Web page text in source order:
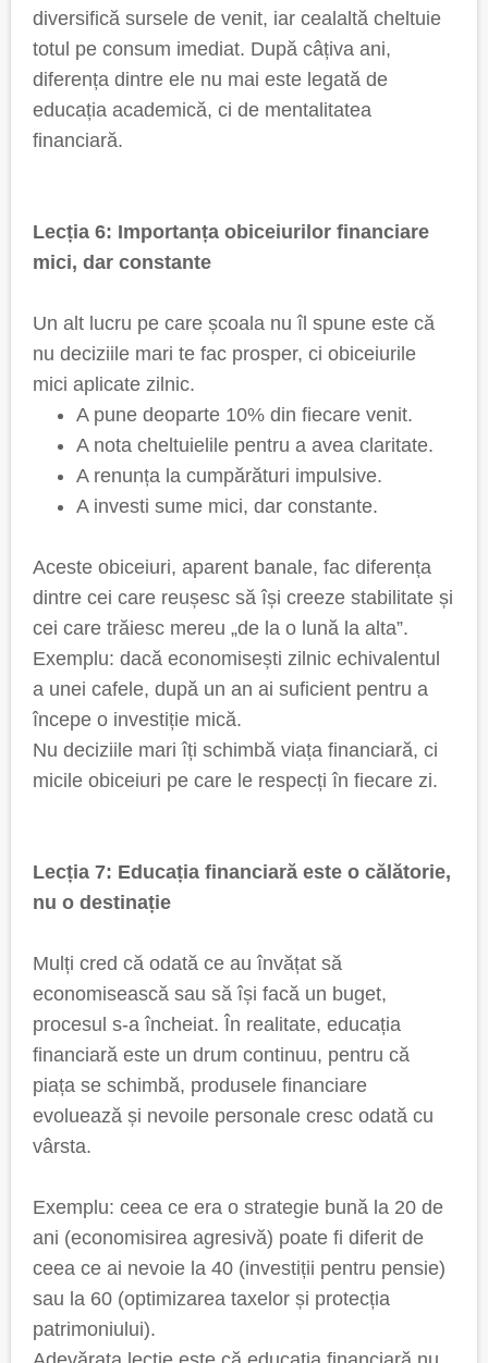
diversifică sursele de venit, iar cealaltă cheltuie
totul pe consum imediat. După câțiva ani,
diferența dintre ele nu mai este legată de
educația academică, ci de mentalitatea
financiară.
Lecția 6: Importanța obiceiurilor financiare
mici, dar constante
Un alt lucru pe care școala nu îl spune este că
nu deciziile mari te fac prosper, ci obiceiurile
mici aplicate zilnic.
A pune deoparte 10% din fiecare venit.
A nota cheltuielile pentru a avea claritate.
A renunța la cumpărături impulsive.
A investi sume mici, dar constante.
Aceste obiceiuri, aparent banale, fac diferența
dintre cei care reușesc să își creeze stabilitate și
cei care trăiesc mereu „de la o lună la alta”.
Exemplu: dacă economisești zilnic echivalentul
a unei cafele, după un an ai suficient pentru a
începe o investiție mică.
Nu deciziile mari îți schimbă viața financiară, ci
micile obiceiuri pe care le respecți în fiecare zi.
Lecția 7: Educația financiară este o călătorie,
nu o destinație
Mulți cred că odată ce au învățat să
economisească sau să își facă un buget,
procesul s-a încheiat. În realitate, educația
financiară este un drum continuu, pentru că
piața se schimbă, produsele financiare
evoluează și nevoile personale cresc odată cu
vârsta.
Exemplu: ceea ce era o strategie bună la 20 de
ani (economisirea agresivă) poate fi diferit de
ceea ce ai nevoie la 40 (investiții pentru pensie)
sau la 60 (optimizarea taxelor și protecția
patrimoniului).